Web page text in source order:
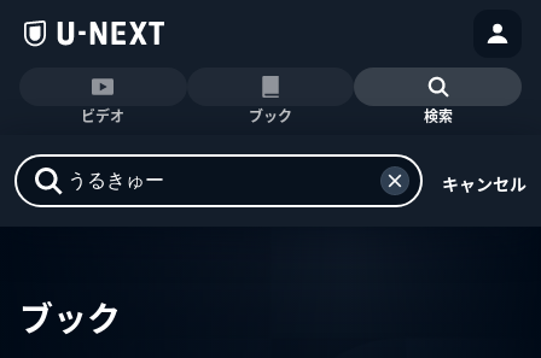
ビデオ ブック 検索
キャンセル
ブック